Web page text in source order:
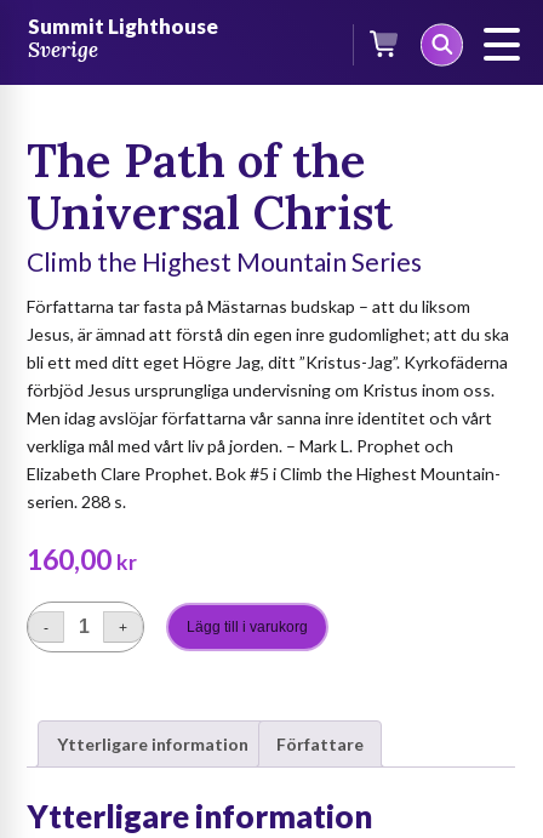
Summit Lighthouse
Sverige
Böcker Böcker på engelska
serien/ The Path of the Universal Christ
The Path of the
Universal Christ
Climb the Highest Mountain Series
Författarna tar fasta på Mästarnas budskap – att du liksom
Jesus, är ämnad att förstå din egen inre gudomlighet; att du ska
bli ett med ditt eget Högre Jag, ditt ”Kristus-Jag”. Kyrkofäderna
förbjöd Jesus ursprungliga undervisning om Kristus inom oss.
Men idag avslöjar författarna vår sanna inre identitet och vårt
verkliga mål med vårt liv på jorden. – Mark L. Prophet och
Elizabeth Clare Prophet. Bok #5 i Climb the Highest Mountain-
serien. 288 s.
160,00 kr
The
the
Universal
mängd
- + Lägg till i varukorg
Ytterligare information Författare
Ytterligare information